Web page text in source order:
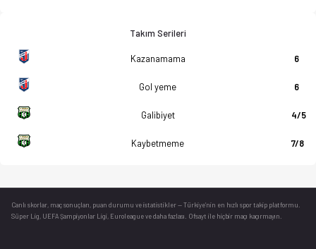
Takım Serileri
Kazanamama 6
Gol yeme 6
Galibiyet 4/5
Kaybetmeme 7/8
Canlı skorlar , maç sonuçları, puan durumu ve istatistikler — Türkiye’nin en hızlı spor takip platformu.
Süper Lig, UEFA Şampiyonlar Ligi, Euroleague ve daha fazlası. Ofsayt ile hiçbir maçı kaçırmayın.